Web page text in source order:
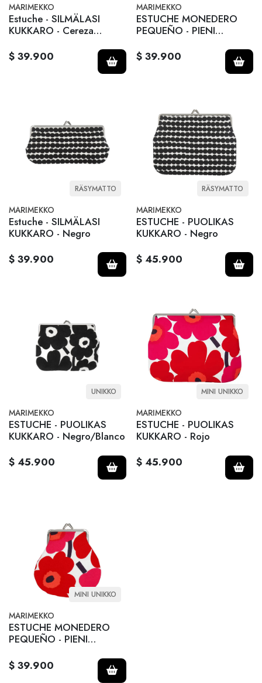
MARIMEKKO
Estuche - SILMÄLASI
KUKKARO - Cereza
$ 39.900
MARIMEKKO
ESTUCHE MONEDERO
PEQUEÑO - PIENI
$ 39.900
RÄSYMATTO
MARIMEKKO
Estuche - SILMÄLASI
KUKKARO - Negro
$ 39.900
RÄSYMATTO
MARIMEKKO
ESTUCHE - PUOLIKAS
KUKKARO - Negro
$ 45.900
UNIKKO
MARIMEKKO
ESTUCHE - PUOLIKAS
KUKKARO - Negro/Blanco
$ 45.900
MINI UNIKKO
MARIMEKKO
ESTUCHE - PUOLIKAS
KUKKARO - Rojo
$ 45.900
MINI UNIKKO
MARIMEKKO
ESTUCHE MONEDERO
PEQUEÑO - PIENI
$ 39.900